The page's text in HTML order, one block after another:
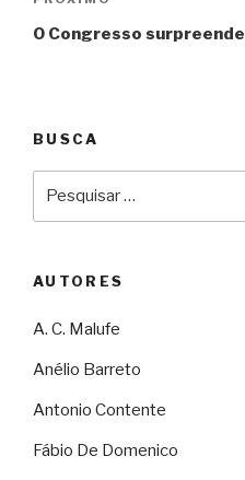
O Congresso surpreende
BUSCA
AUTORES
A. C. Malufe
Anélio Barreto
Antonio Contente
Fábio De Domenico